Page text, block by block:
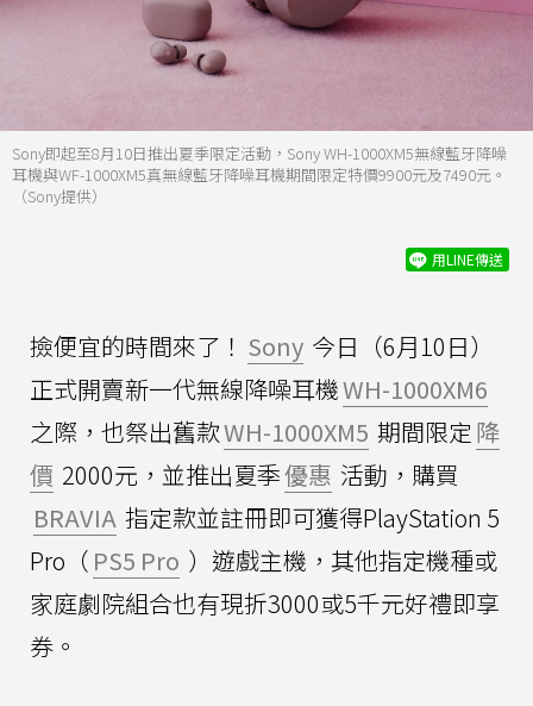
Sony即起至8月10日推出夏季限定活動，Sony WH-1000XM5無線藍牙降噪
耳機與WF-1000XM5真無線藍牙降噪耳機期間限定特價9900元及7490元。
（Sony提供）
用LINE傳送
撿便宜的時間來了！ Sony 今日（6月10日）
正式開賣新一代無線降噪耳機WH-1000XM6
之際，也祭出舊款WH-1000XM5 期間限定 降
價 2000元，並推出夏季優惠 活動，購買
BRAVIA 指定款並註冊即可獲得PlayStation 5
Pro（ PS5 Pro ）遊戲主機，其他指定機種或
家庭劇院組合也有現折3000或5千元好禮即享
券。